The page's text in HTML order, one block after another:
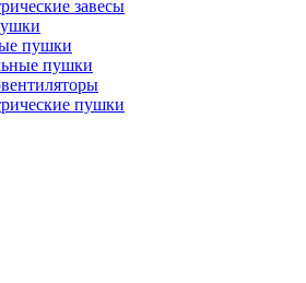
завесы
пушки
пушки
пушки